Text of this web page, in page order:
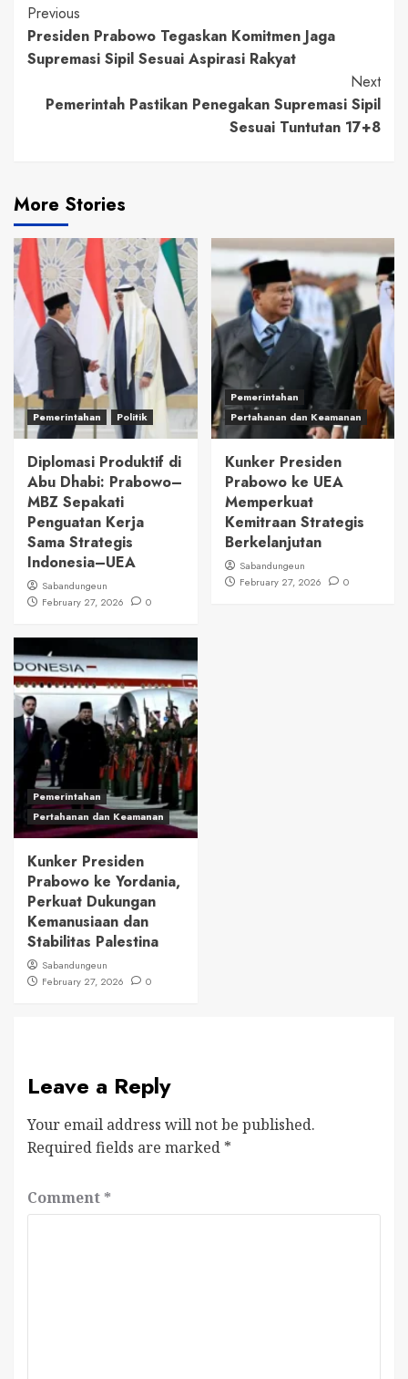
Continue
Reading
Previous
Presiden Prabowo Tegaskan Komitmen Jaga
Supremasi Sipil Sesuai Aspirasi Rakyat
Next
Pemerintah Pastikan Penegakan Supremasi Sipil
Sesuai Tuntutan 17+8
More Stories
Pemerintahan Politik
Diplomasi Produktif di
Abu Dhabi: Prabowo–
MBZ Sepakati
Penguatan Kerja
Sama Strategis
Indonesia–UEA
Sabandungeun
February 27, 2026
0
Pemerintahan
Pertahanan dan Keamanan
Kunker Presiden
Prabowo ke UEA
Memperkuat
Kemitraan Strategis
Berkelanjutan
Sabandungeun
February 27, 2026
0
Pemerintahan
Pertahanan dan Keamanan
Kunker Presiden
Prabowo ke Yordania,
Perkuat Dukungan
Kemanusiaan dan
Stabilitas Palestina
Sabandungeun
February 27, 2026
0
Leave a Reply
Your email address will not be published.
Required fields are marked *
Comment *